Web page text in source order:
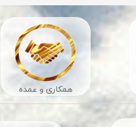
​​همکاری و عمده